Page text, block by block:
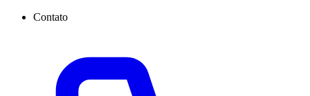
Contato